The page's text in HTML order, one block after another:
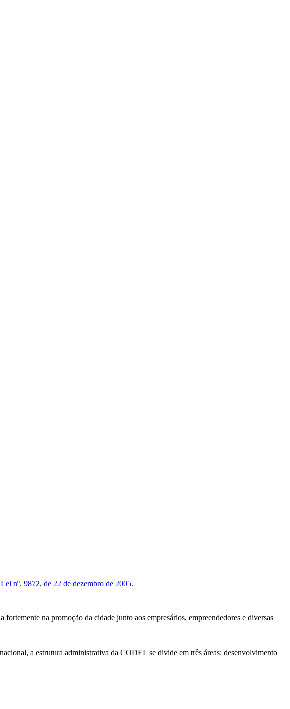
Lei nº. 9872, de 22 de dezembro de 2005.
na promoção da cidade junto aos empresários, empreendedores e diversas
a estrutura administrativa da CODEL se divide em três áreas: desenvolvimento